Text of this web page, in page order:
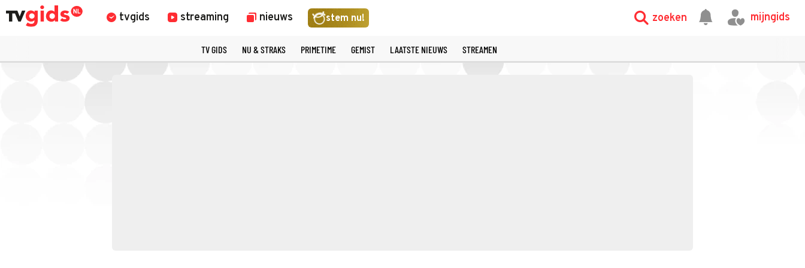
tvgids streaming nieuws stem nu! zoeken mijngids
TV GIDS NU & STRAKS PRIMETIME GEMIST LAATSTE NIEUWS STREAMEN